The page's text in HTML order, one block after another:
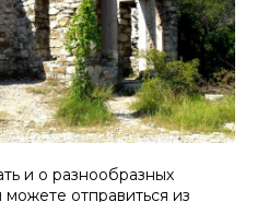
и о разнообразных
отправиться из